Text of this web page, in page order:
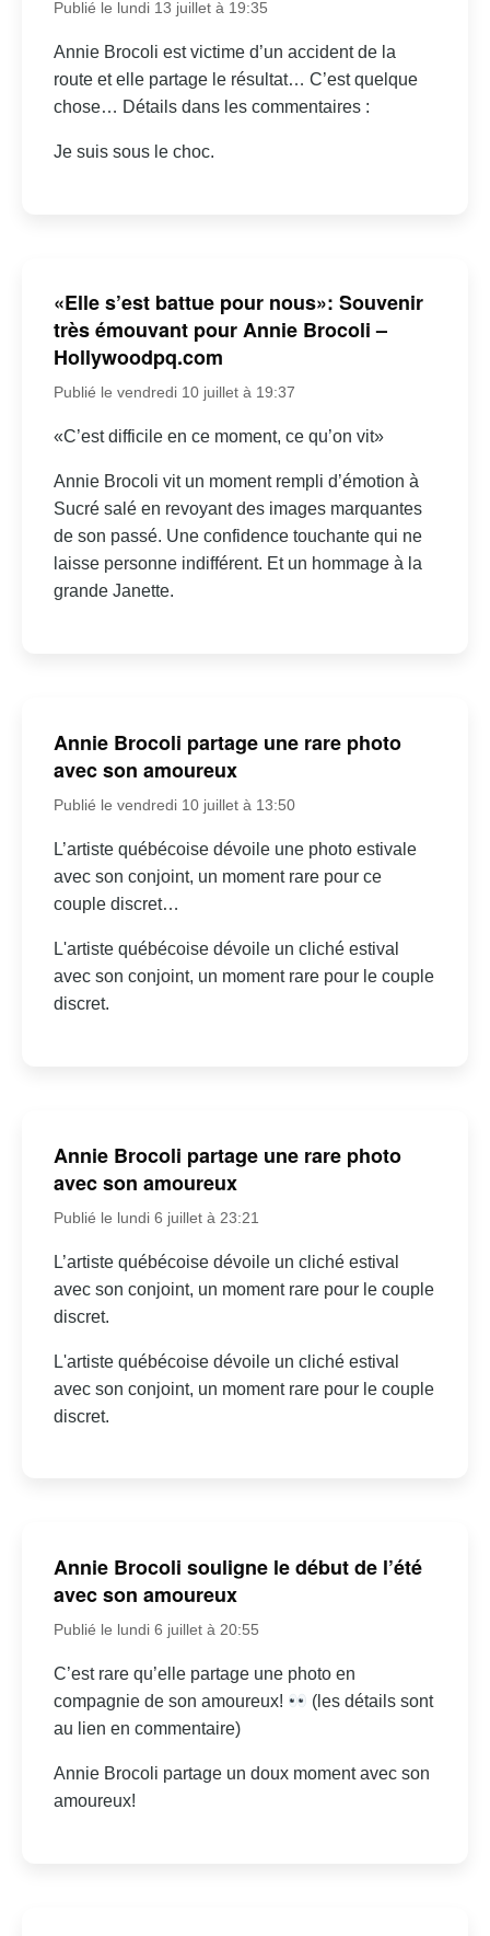
Publié le lundi 13 juillet à 19:35
Annie Brocoli est victime d’un accident de la
route et elle partage le résultat… C’est quelque
chose… Détails dans les commentaires :
Je suis sous le choc.
«Elle s’est battue pour nous»: Souvenir
très émouvant pour Annie Brocoli –
Hollywoodpq.com
Publié le vendredi 10 juillet à 19:37
«C’est difficile en ce moment, ce qu’on vit»
Annie Brocoli vit un moment rempli d’émotion à
Sucré salé en revoyant des images marquantes
de son passé. Une confidence touchante qui ne
laisse personne indifférent. Et un hommage à la
grande Janette.
Annie Brocoli partage une rare photo
avec son amoureux
Publié le vendredi 10 juillet à 13:50
L’artiste québécoise dévoile une photo estivale
avec son conjoint, un moment rare pour ce
couple discret…
L'artiste québécoise dévoile un cliché estival
avec son conjoint, un moment rare pour le couple
discret.
Annie Brocoli partage une rare photo
avec son amoureux
Publié le lundi 6 juillet à 23:21
L’artiste québécoise dévoile un cliché estival
avec son conjoint, un moment rare pour le couple
discret.
L'artiste québécoise dévoile un cliché estival
avec son conjoint, un moment rare pour le couple
discret.
Annie Brocoli souligne le début de l’été
avec son amoureux
Publié le lundi 6 juillet à 20:55
C’est rare qu’elle partage une photo en
compagnie de son amoureux!
(les détails sont
au lien en commentaire)
Annie Brocoli partage un doux moment avec son
amoureux!